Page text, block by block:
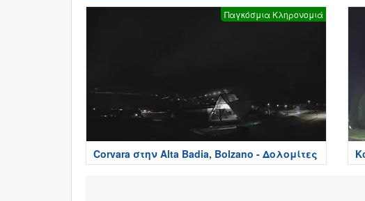
Παγκόσμια Κληρονομιά
Corvara στην Alta Badia, Bolzano - Δολομίτες